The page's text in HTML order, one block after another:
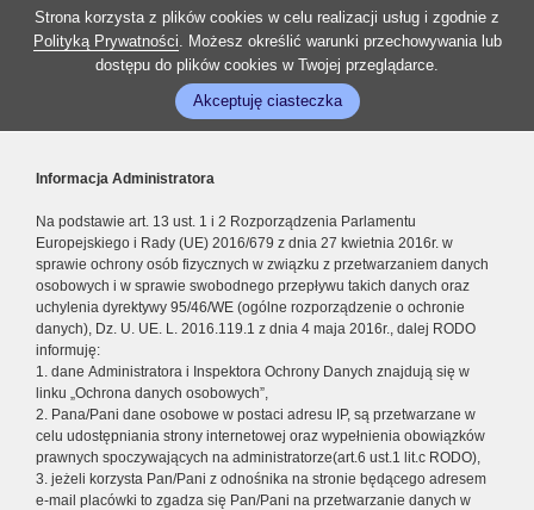
Strona korzysta z plików cookies w celu realizacji usług i zgodnie z
Polityką Prywatności. Możesz określić warunki przechowywania lub
dostępu do plików cookies w Twojej przeglądarce.
Akceptuję ciasteczka
Informacja Administratora
Na podstawie art. 13 ust. 1 i 2 Rozporządzenia Parlamentu
Europejskiego i Rady (UE) 2016/679 z dnia 27 kwietnia 2016r. w
sprawie ochrony osób fizycznych w związku z przetwarzaniem danych
osobowych i w sprawie swobodnego przepływu takich danych oraz
uchylenia dyrektywy 95/46/WE (ogólne rozporządzenie o ochronie
danych), Dz. U. UE. L. 2016.119.1 z dnia 4 maja 2016r., dalej RODO
informuję:
1. dane Administratora i Inspektora Ochrony Danych znajdują się w
linku „Ochrona danych osobowych”,
2. Pana/Pani dane osobowe w postaci adresu IP, są przetwarzane w
celu udostępniania strony internetowej oraz wypełnienia obowiązków
prawnych spoczywających na administratorze(art.6 ust.1 lit.c RODO),
3. jeżeli korzysta Pan/Pani z odnośnika na stronie będącego adresem
e-mail placówki to zgadza się Pan/Pani na przetwarzanie danych w